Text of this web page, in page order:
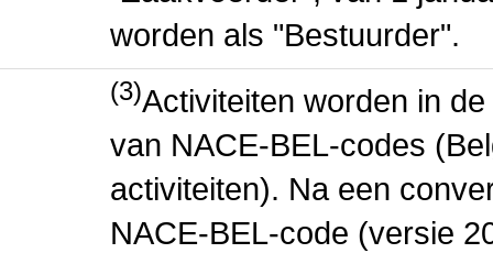
worden als "Bestuurder".
(3)Activiteiten worden in
van NACE-BEL-codes
activiteiten). Na een
NACE-BEL-code (versie